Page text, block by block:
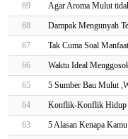
69
Agar Aroma Mulut
68
Dampak Mengunyah
67
Tak Cuma Soal
66
Waktu Ideal
65
5 Sumber Bau Mulut
64
Konflik-Konflik Hidup
63
5 Alasan Kenapa